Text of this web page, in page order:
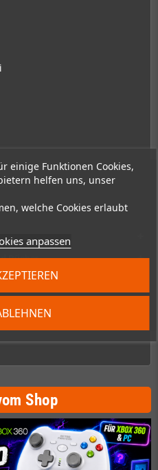
einige Funktionen Cookies,
helfen uns, unser
welche Cookies erlaubt
anpassen
Bücher add
Shop